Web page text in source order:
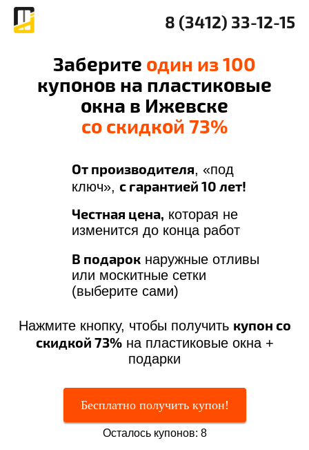
8 (3412) 33-12-15
Заберите один из 100
купонов на пластиковые
окна в Ижевске
со скидкой 73%
От производителя, «под
ключ», с гарантией 10 лет!
Честная цена, которая не
изменится до конца работ
В подарок наружные отливы
или москитные сетки
(выберите сами)
Нажмите кнопку, чтобы получить купон со
скидкой 73%на пластиковые окна +
подарки
Бесплатно получить купон!
Осталось купонов: 8